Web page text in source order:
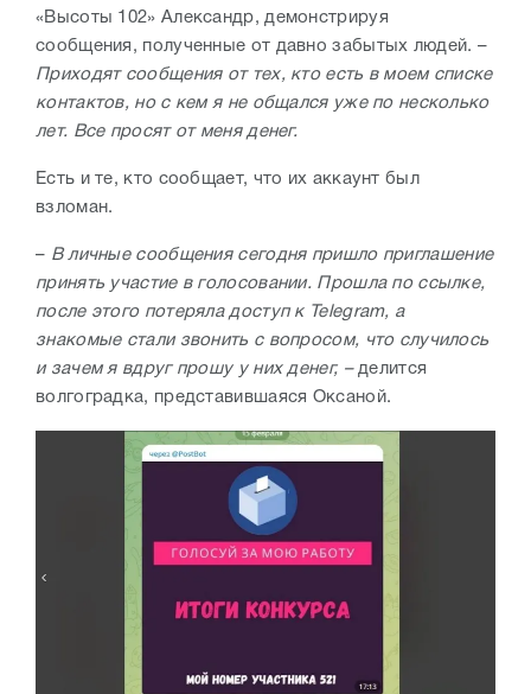
«Высоты 102» Александр, демонстрируя
сообщения, полученные от давно забытых людей. –
Приходят сообщения от тех, кто есть в моем списке
контактов, но с кем я не общался уже по несколько
лет. Все просят от меня денег.
Есть и те, кто сообщает, что их аккаунт был
взломан.
– В личные сообщения сегодня пришло приглашение
принять участие в голосовании. Прошла по ссылке,
после этого потеряла доступ к Telegram, а
знакомые стали звонить с вопросом, что случилось
и зачем я вдруг прошу у них денег, –делится
волгоградка, представившаяся Оксаной.